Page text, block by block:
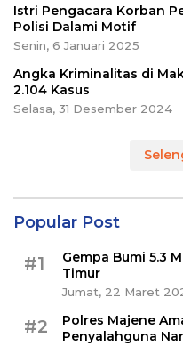
Istri Pengacara Korban
Polisi Dalami Motif
Senin, 6 Januari 2025
Angka Kriminalitas di
2.104 Kasus
Selasa, 31 Desember 2024
Popular Post
#1
Gempa Bumi 5.3
Timur
Jumat, 22 Maret
#2
Polres Majene
Penyalahguna